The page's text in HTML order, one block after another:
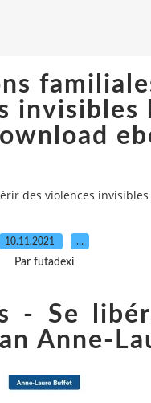
invisibles
des violences
10.11.2021 …
Par futadexi
- Se
Anne-